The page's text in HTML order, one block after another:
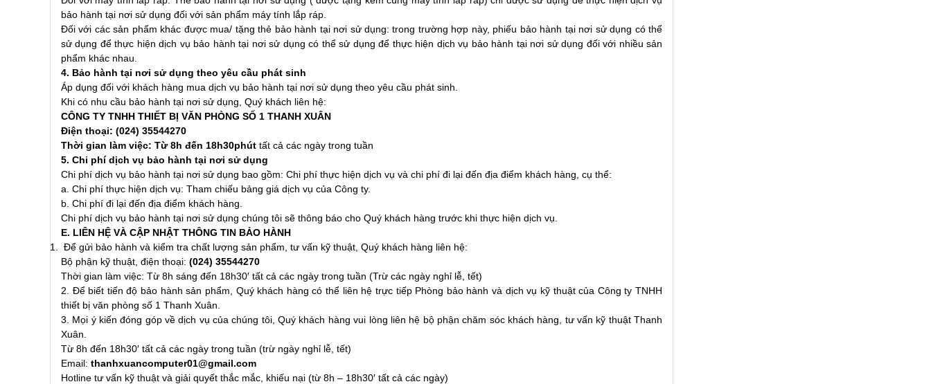
bảo hành tại nơi sử dụng đối với sản phẩm máy tính lắp ráp.
Đối với các sản phẩm khác được mua/ tặng thẻ bảo hành tại nơi sử dụng: trong trường hợp này, phiếu bảo hành tại nơi sử dụng có thể
sử dụng để thực hiện dịch vụ bảo hành tại nơi sử dụng có thể sử dụng để thực hiện dịch vụ bảo hành tại nơi sử dụng đối với nhiều sản
phẩm khác nhau.
4. Bảo hành tại nơi sử dụng theo yêu cầu phát sinh
Áp dụng đối với khách hàng mua dịch vụ bảo hành tại nơi sử dụng theo yêu cầu phát sinh.
Khi có nhu cầu bảo hành tại nơi sử dụng, Quý khách liên hệ:
CÔNG TY TNHH THIẾT BỊ VĂN PHÒNG SỐ 1 THANH XUÂN
Điện thoại: (024) 35544270
Thời gian làm việc: Từ 8h đến 18h30phút tất cả các ngày trong tuần
5. Chi phí dịch vụ bảo hành tại nơi sử dụng
Chi phí dịch vụ bảo hành tại nơi sử dụng bao gồm: Chi phí thực hiện dịch vụ và chi phí đi lại đến địa điểm khách hàng, cụ thể:
a. Chi phí thực hiện dịch vụ: Tham chiếu bảng giá dịch vụ của Công ty.
b. Chi phí đi lại đến địa điểm khách hàng.
Chi phí dịch vụ bảo hành tại nơi sử dụng chúng tôi sẽ thông báo cho Quý khách hàng trước khi thực hiện dịch vụ.
E. LIÊN HỆ VÀ CẬP NHẬT THÔNG TIN BẢO HÀNH
Để gửi bảo hành và kiểm tra chất lượng sản phẩm, tư vấn kỹ thuật, Quý khách hàng liên hệ:
Bộ phận kỹ thuật, điện thoại: (024) 35544270
Thời gian làm việc: Từ 8h sáng đến 18h30′ tất cả các ngày trong tuần (Trừ các ngày nghỉ lễ, tết)
2. Để biết tiến độ bảo hành sản phẩm, Quý khách hàng có thể liên hệ trực tiếp Phòng bảo hành và dịch vụ kỹ thuật của Công ty TNHH
thiết bị văn phòng số 1 Thanh Xuân.
3. Mọi ý kiến đóng góp về dịch vụ của chúng tôi, Quý khách hàng vui lòng liên hệ bộ phận chăm sóc khách hàng, tư vấn kỹ thuật Thanh
Xuân.
Từ 8h đến 18h30′ tất cả các ngày trong tuần (trừ ngày nghỉ lễ, tết)
Email: thanhxuancomputer01@gmail.com
Hotline tư vấn kỹ thuật và giải quyết thắc mắc, khiếu nại (từ 8h – 18h30′ tất cả các ngày)